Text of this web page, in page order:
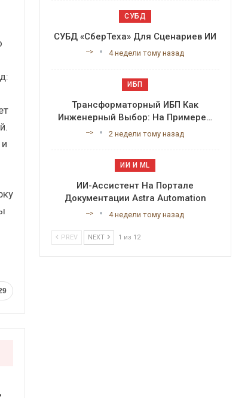
СУБД
СУБД «СберТеха» Для Сценариев ИИ
--> 4 недели тому назад
ИБП
Трансформаторный ИБП Как
Инженерный Выбор: На Примере…
--> 2 недели тому назад
ИИ И ML
ИИ-Ассистент На Портале
Документации Astra Automation
--> 4 недели тому назад
PREV NEXT 1 из 12